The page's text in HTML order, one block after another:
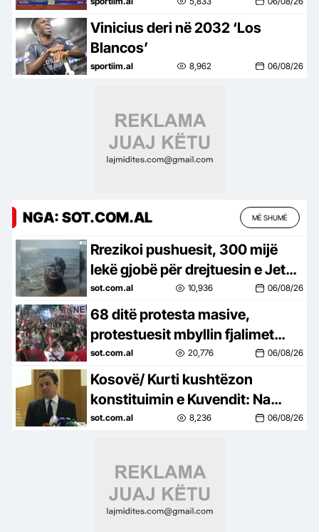
Vinicius deri në 2032 ‘Los
Blancos’
sportiim.al 8,962 06/08/26
NGA: SOT.COM.AL MË SHUMË
Rrezikoi pushuesit, 300 mijë
lekë gjobë për drejtuesin e Jet
Ski në Zvërnec
sot.com.al 10,936 06/08/26
68 ditë protesta masive,
protestuesit mbyllin fjalimet
para Kryeministrisë, marshojnë
drejt Korpusit: Ju erdhi fundi!
sot.com.al 20,776 06/08/26
Kosovë/ Kurti kushtëzon
konstituimin e Kuvendit: Na
duhet marrëveshje për
sot.com.al 8,236 06/08/26